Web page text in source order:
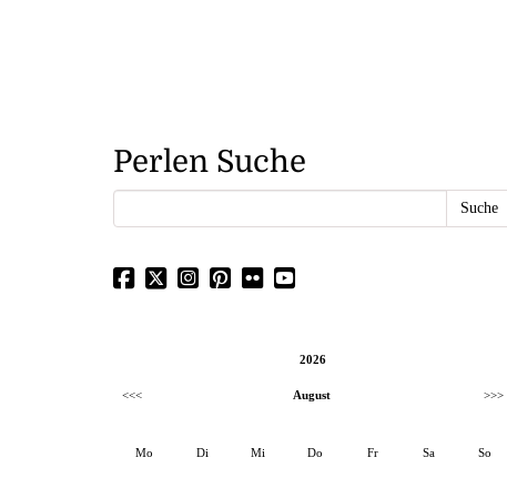
Perlen Suche
2026
<<< August >>>
Mo Di Mi Do Fr Sa So